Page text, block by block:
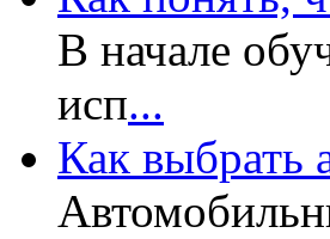
В начале
исп...
Как выбрать